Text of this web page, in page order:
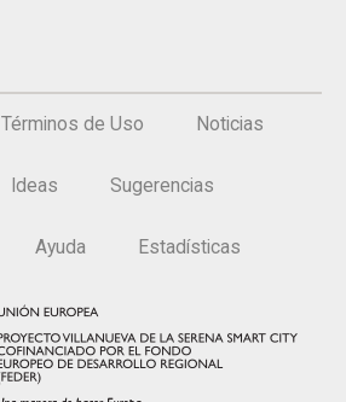
Términos de Uso Noticias
Ideas Sugerencias
Ayuda Estadísticas